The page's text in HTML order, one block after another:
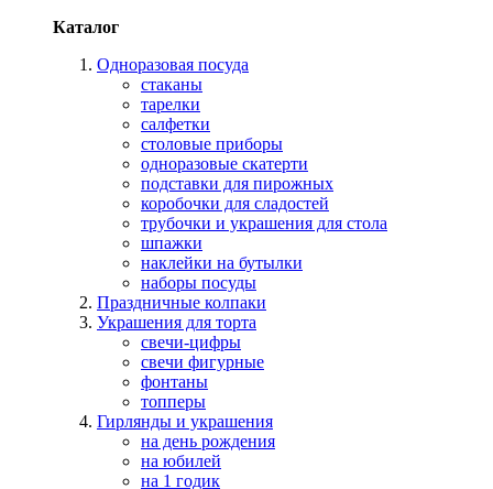
Каталог
Одноразовая посуда
стаканы
тарелки
салфетки
столовые приборы
одноразовые скатерти
подставки для пирожных
коробочки для сладостей
трубочки и украшения для стола
шпажки
наклейки на бутылки
наборы посуды
Праздничные колпаки
Украшения для торта
свечи-цифры
свечи фигурные
фонтаны
топперы
Гирлянды и украшения
на день рождения
на юбилей
на 1 годик